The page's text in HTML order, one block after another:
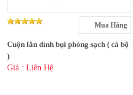
Mua Hàng
Cuộn lăn dính bụi phòng sạch ( cả bộ
)
Giá : Liên Hệ